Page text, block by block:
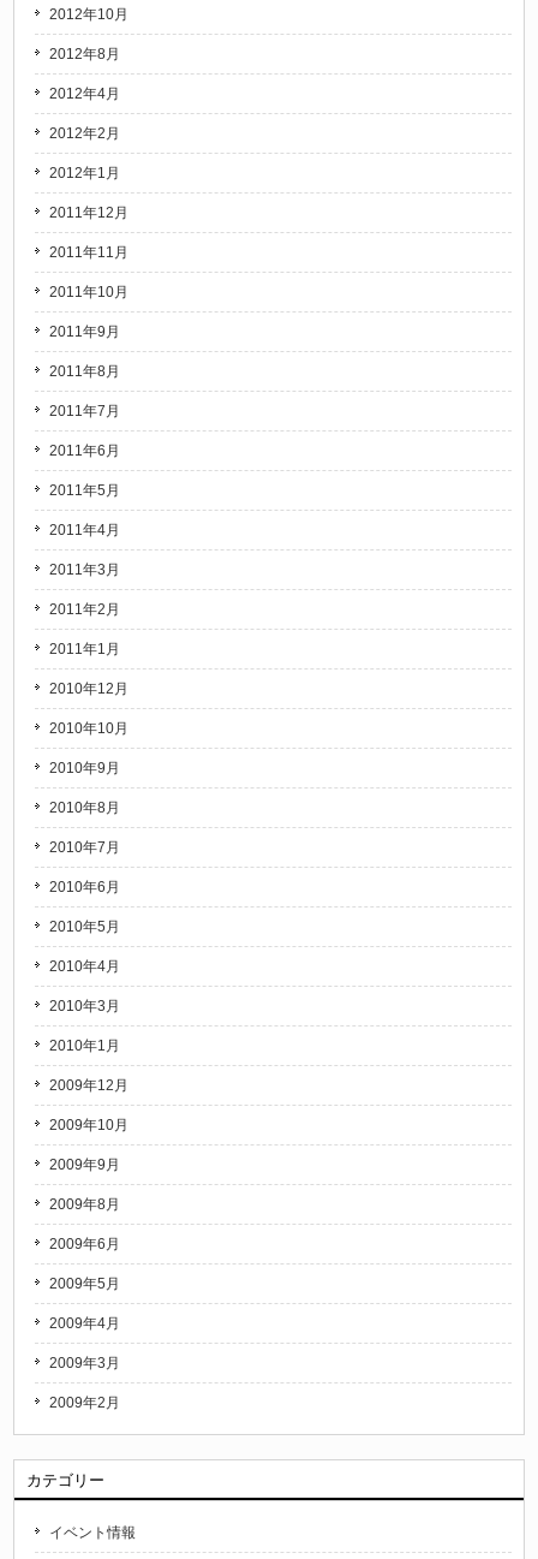
2012年10月
2012年8月
2012年4月
2012年2月
2012年1月
2011年12月
2011年11月
2011年10月
2011年9月
2011年8月
2011年7月
2011年6月
2011年5月
2011年4月
2011年3月
2011年2月
2011年1月
2010年12月
2010年10月
2010年9月
2010年8月
2010年7月
2010年6月
2010年5月
2010年4月
2010年3月
2010年1月
2009年12月
2009年10月
2009年9月
2009年8月
2009年6月
2009年5月
2009年4月
2009年3月
2009年2月
カテゴリー
イベント情報